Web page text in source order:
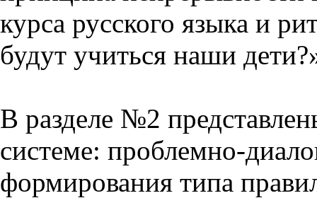
курса русского языка и
будут учиться наши
В разделе №2
системе: проблемно-
формирования типа